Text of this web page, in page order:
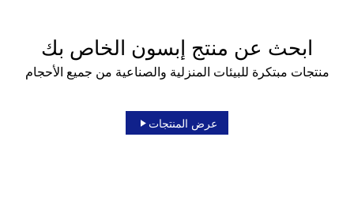
ابحث عن منتج إبسون الخاص بك
منتجات مبتكرة للبيئات المنزلية والصناعية من جميع الأحجام
عرض المنتجات